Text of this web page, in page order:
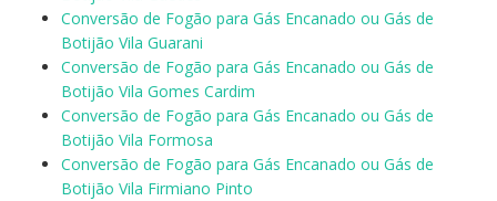
Conversão de Fogão para Gás Encanado ou Gás de
Botijão Vila Guarani
Conversão de Fogão para Gás Encanado ou Gás de
Botijão Vila Gomes Cardim
Conversão de Fogão para Gás Encanado ou Gás de
Botijão Vila Formosa
Conversão de Fogão para Gás Encanado ou Gás de
Botijão Vila Firmiano Pinto